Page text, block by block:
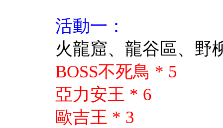
活動一：
火龍窟、龍谷區、野
BOSS不死鳥 * 5
亞力安王 * 6
歐吉王 * 3